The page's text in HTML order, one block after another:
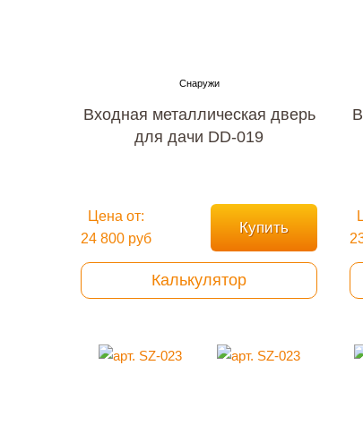
Входная металлическая дверь
для дачи DD-019
Цена от:
24 800 руб
Купить
Калькулятор